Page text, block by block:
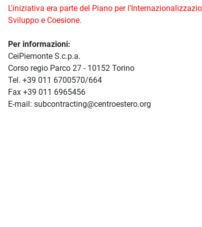
L'iniziativa era parte del Piano per
Sviluppo e Coesione.
Per informazioni:
CeiPiemonte S.c.p.a.
Corso regio Parco 27 - 10152 Torino
Tel. +39 011 6700570/664
Fax +39 011 6965456
E-mail: subcontracting@centroestero.org